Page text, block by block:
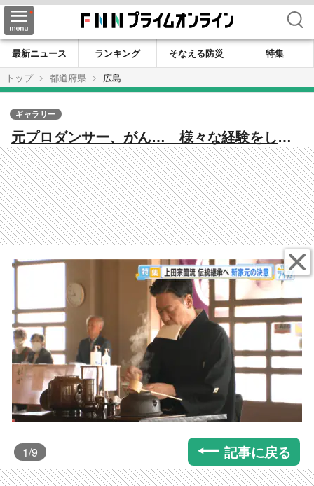
検索
最新ニュース ランキング そなえる防災
特集
トップ
都道府県 広島
元プロダンサー、がん… 様々な経験をした
新家元の挑戦【広島発】
ギャラリー
1/9 記事に戻る